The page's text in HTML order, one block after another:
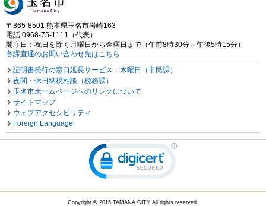
〒865-8501 熊本県玉名市岩崎163
電話:0968-75-1111（代表）
開庁日：祝日を除く月曜日から金曜日まで（午前8時30分～午後5時15分）
各課直通のお問い合わせ先はこちら
証明書発行の窓口延長サービス：木曜日（市民課）
夜間・休日納税相談（税務課）
玉名市ホームページへのリンクについて
サイトマップ
ウェブアクセシビリティ
Foreign Language
Copyright © 2015 TAMANA CITY All rights reserved.